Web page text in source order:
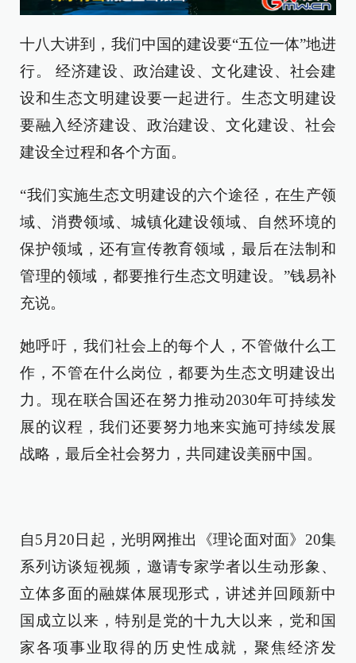
十八大讲到，我们中国的建设要“五位一体”地进
行。 经济建设、政治建设、文化建设、社会建
设和生态文明建设要一起进行。生态文明建设
要融入经济建设、政治建设、文化建设、社会
建设全过程和各个方面。
“我们实施生态文明建设的六个途径，在生产领
域、消费领域、城镇化建设领域、自然环境的
保护领域，还有宣传教育领域，最后在法制和
管理的领域，都要推行生态文明建设。”钱易补
充说。
她呼吁，我们社会上的每个人，不管做什么工
作，不管在什么岗位，都要为生态文明建设出
力。现在联合国还在努力推动2030年可持续发
展的议程，我们还要努力地来实施可持续发展
战略，最后全社会努力，共同建设美丽中国。
自5月20日起，光明网推出《理论面对面》20集
系列访谈短视频，邀请专家学者以生动形象、
立体多面的融媒体展现形式，讲述并回顾新中
国成立以来，特别是党的十九大以来，党和国
家各项事业取得的历史性成就，聚焦经济发